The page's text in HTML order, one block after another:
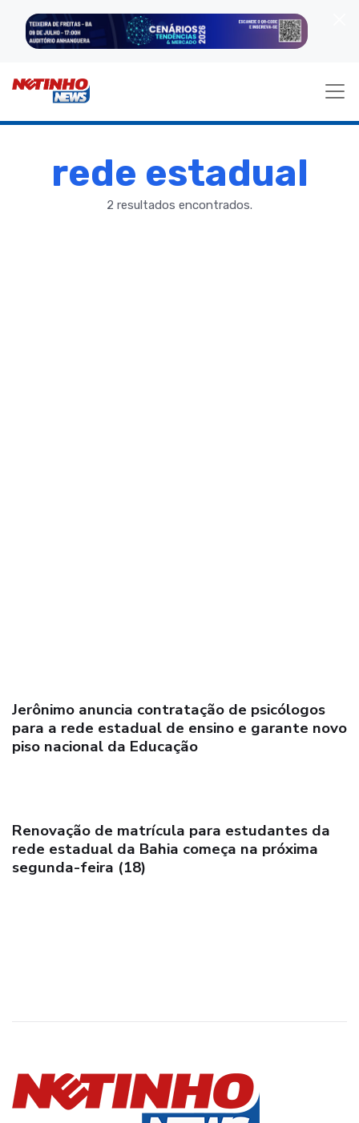
rede estadual
2 resultados encontrados.
Jerônimo anuncia contratação de psicólogos
para a rede estadual de ensino e garante novo
piso nacional da Educação
Renovação de matrícula para estudantes da
rede estadual da Bahia começa na próxima
segunda-feira (18)